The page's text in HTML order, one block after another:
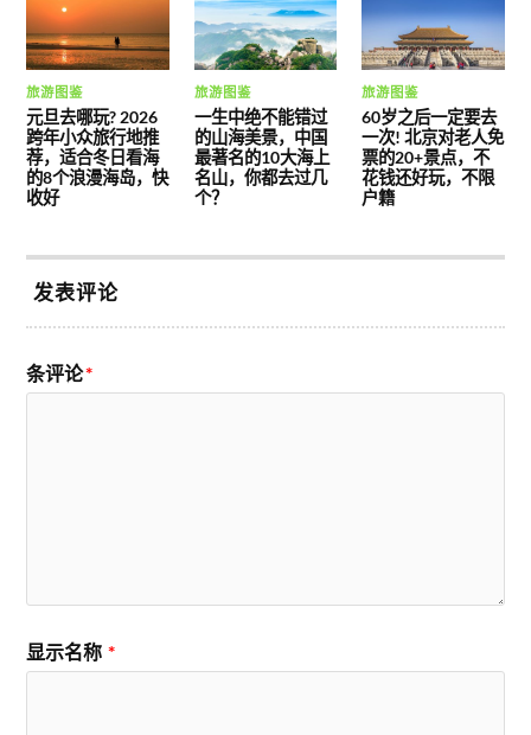
旅游图鉴
元旦去哪玩? 2026
跨年小众旅行地推
荐，适合冬日看海
的8个浪漫海岛，快
收好
旅游图鉴
一生中绝不能错过
的山海美景，中国
最著名的10大海上
名山，你都去过几
个？
旅游图鉴
60岁之后一定要去
一次! 北京对老人免
票的20+景点，不
花钱还好玩，不限
户籍
发表评论
条评论*
显示名称 *